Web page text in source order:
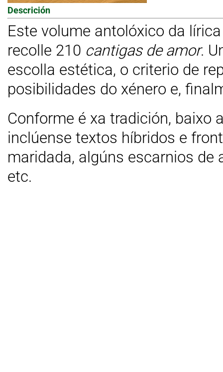
Descrición
Este volume antolóxico da
recolle 210 cantigas de amor.
escolla estética, o criterio de
posibilidades do xénero e,
Conforme é xa tradición, baixo
inclúense textos híbridos e
maridada, algúns escarnios de
etc.